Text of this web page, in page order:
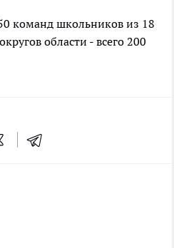
команд школьников из 18
области - всего 200